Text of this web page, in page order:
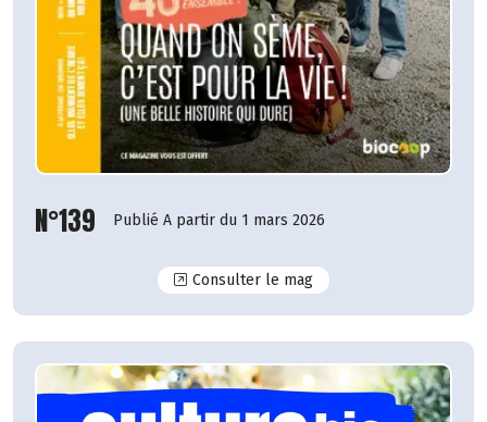
N°139 Publié A partir du 1 mars 2026
Consulter le magN°139